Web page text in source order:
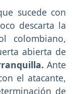
sucede con
descarta la
colombiano,
abierta de
Ante
el atacante,
de